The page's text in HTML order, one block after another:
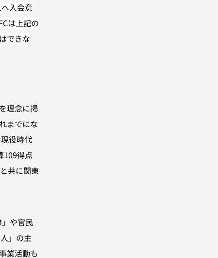
入会意
は上記の
できな
理念に掲
までにな
役時代
109得点
共に関東
や官民
」の主
業活動も